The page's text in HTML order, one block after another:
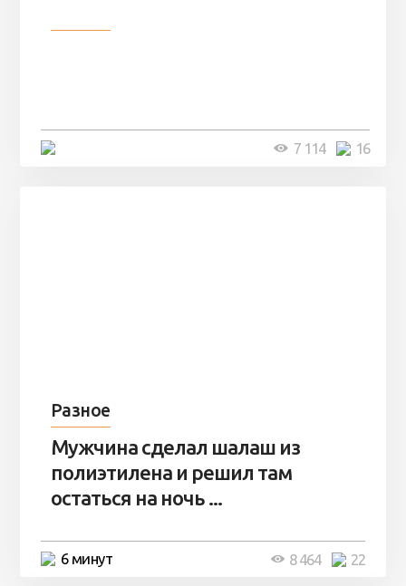
16
7 114
Разное
Мужчина сделал шалаш из
полиэтилена и решил там
остаться на ночь ...
6 минут 22
8 464